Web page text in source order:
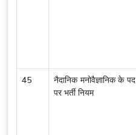
45
नैदानिक मनोवैज्ञानिक के पद
पर भर्ती नियम